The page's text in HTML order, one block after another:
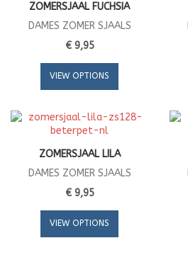
ZOMERSJAAL FUCHSIA
DAMES ZOMER SJAALS
€ 9,95
VIEW OPTIONS
ZOMERSJAAL LILA
DAMES ZOMER SJAALS
€ 9,95
VIEW OPTIONS